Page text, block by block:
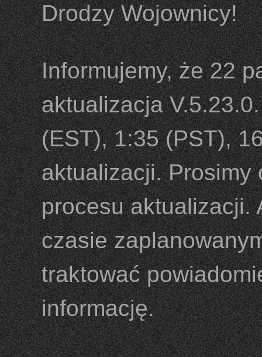
Drodzy Wojownicy!
Informujemy, że 22
aktualizacja
(EST), 1:35 (PST),
aktualizacji. Prosimy
procesu aktualizacji.
czasie
traktować
informację.